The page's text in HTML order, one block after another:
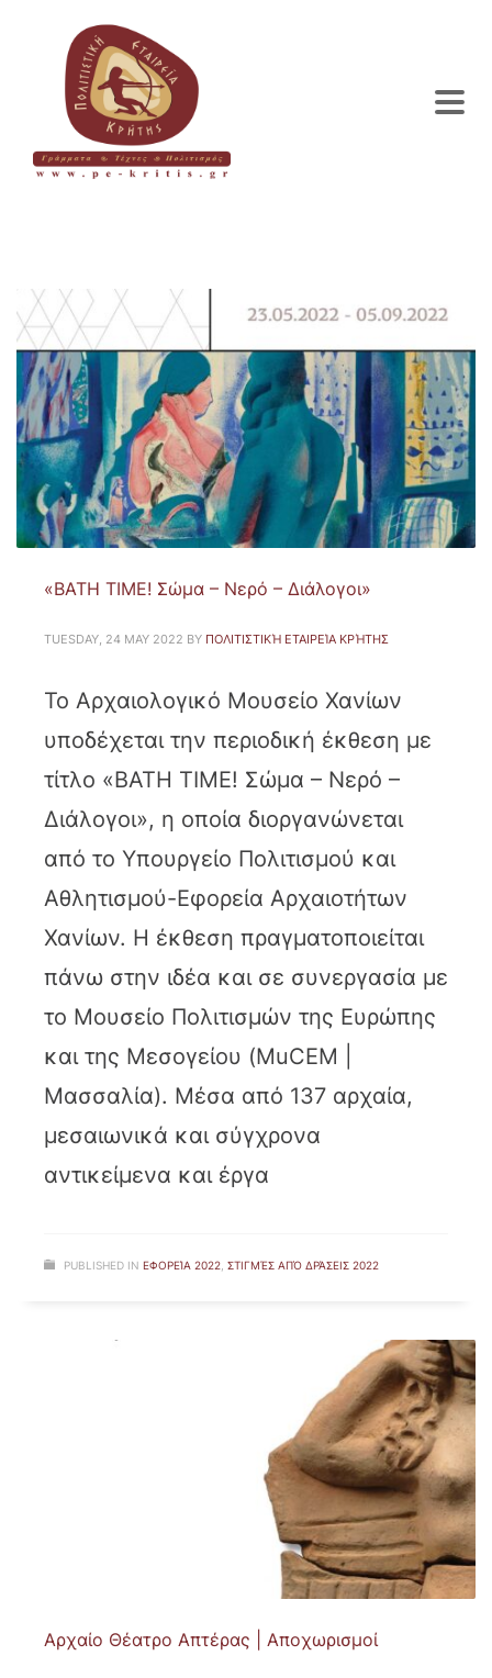
«BΑΤΗ ΤΙΜΕ! Σώμα – Νερό – Διάλογοι»
TUESDAY, 24 MAY 2022 BY ΠΟΛΙΤΙΣΤΙΚΉ ΕΤΑΙΡΕΊΑ ΚΡΉΤΗΣ
Το Αρχαιολογικό Μουσείο Χανίων
υποδέχεται την περιοδική έκθεση με
τίτλο «BΑΤΗ ΤΙΜΕ! Σώμα – Νερό –
Διάλογοι», η οποία διοργανώνεται
από το Υπουργείο Πολιτισμού και
Αθλητισμού-Εφορεία Αρχαιοτήτων
Χανίων. Η έκθεση πραγματοποιείται
πάνω στην ιδέα και σε συνεργασία με
το Μουσείο Πολιτισμών της Ευρώπης
και της Μεσογείου (MuCEM |
Μασσαλία). Μέσα από 137 αρχαία,
μεσαιωνικά και σύγχρονα
αντικείμενα και έργα
PUBLISHED IN ΕΦΟΡΕΊΑ 2022 ΣΤΙΓΜΈΣ ΑΠΌ ΔΡΆΣΕΙΣ 2022
Αρχαίο Θέατρο Απτέρας | Αποχωρισμοί